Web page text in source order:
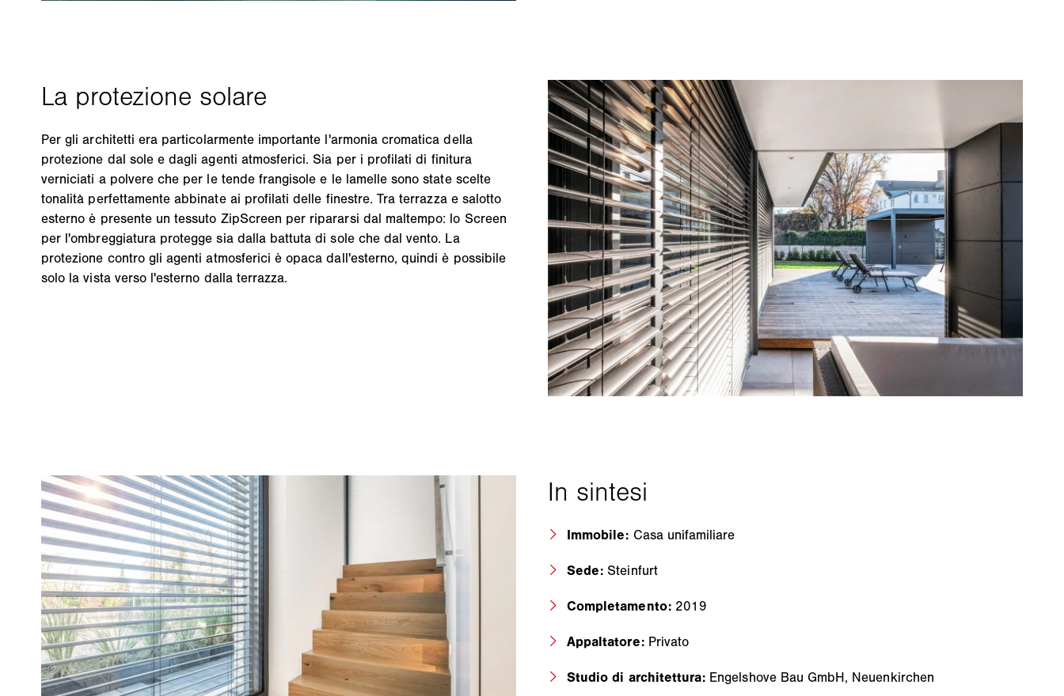
Per gli architetti era particolarmente importante l'armonia cromatica della
protezione dal sole e dagli agenti atmosferici. Sia per i profilati di finitura
verniciati a polvere che per le tende frangisole e le lamelle sono state scelte
tonalità perfettamente abbinate ai profilati delle finestre. Tra terrazza e salotto
esterno è presente un tessuto ZipScreen per ripararsi dal maltempo: lo Screen
per l'ombreggiatura protegge sia dalla battuta di sole che dal vento. La
protezione contro gli agenti atmosferici è opaca dall'esterno, quindi è possibile
solo la vista verso l'esterno dalla terrazza.
Immobile: Casa unifamiliare
Sede:Steinfurt
Completamento: 2019
Appaltatore: Privato
Studio di architettura: Engelshove Bau GmbH, Neuenkirchen